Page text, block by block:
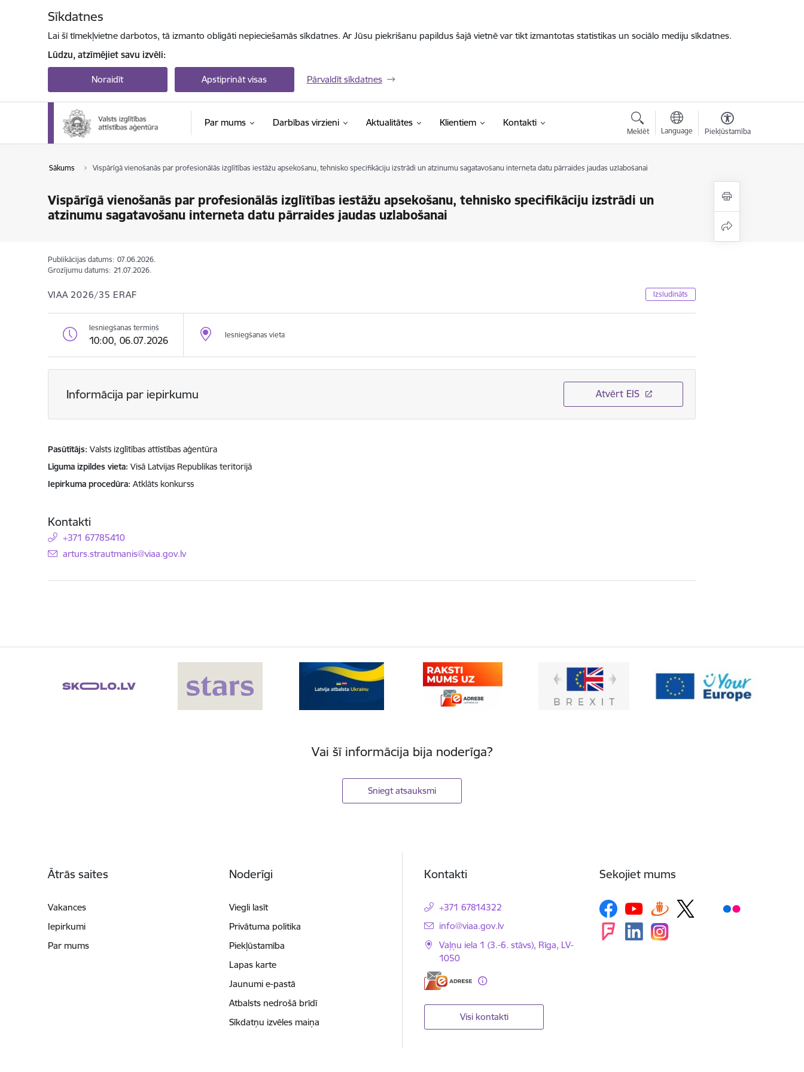
Sīkdatnes
Lai šī tīmekļvietne darbotos, tā izmanto obligāti nepieciešamās sīkdatnes. Ar Jūsu piekrišanu papildus šajā vietnē var tikt izmantotas statistikas un sociālo mediju sīkdatnes.
Lūdzu, atzīmējiet savu izvēli:
Noraidīt Apstiprināt visas Pārvaldīt sīkdatnes
Par mums Darbības virzieni Aktualitātes Klientiem Kontakti
Meklēt Language Piekļūstamība
Sākums Vispārīgā vienošanās par profesionālās izglītības iestāžu apsekošanu, tehnisko specifikāciju izstrādi un atzinumu sagatavošanu interneta datu pārraides jaudas uzlabošanai
Vispārīgā vienošanās par profesionālās izglītības iestāžu apsekošanu, tehnisko specifikāciju izstrādi un
atzinumu sagatavošanu interneta datu pārraides jaudas uzlabošanai
Publikācijas datums: 07.06.2026.
Grozījumu datums: 21.07.2026.
VIAA 2026/35 ERAF Izsludināts
Iesniegšanas termiņš
10:00, 06.07.2026 Iesniegšanas vieta
Informācija par iepirkumu Atvērt EIS
Pasūtītājs Valsts izglītības attīstības aģentūra
Līguma izpildes vieta Visā Latvijas Republikas teritorijā
Iepirkuma procedūra Atklāts konkurss
Kontakti
+371 67785410
E-pasts:
arturs.strautmanis@viaa.gov.lv
Vai šī informācija bija noderīga?
Sniegt atsauksmi
Ātrās saites
Vakances
Iepirkumi
Par mums
Noderīgi
Viegli lasīt
Privātuma politika
Piekļūstamība
Lapas karte
Jaunumi e-pastā
Atbalsts nedrošā brīdī
Sīkdatņu izvēles maiņa
Kontakti
+371 67814322
E-pasts:
info@viaa.gov.lv
Vaļņu iela 1 (3.-6. stāvs), Rīga, LV-
1050
Visi kontakti
Sekojiet mums